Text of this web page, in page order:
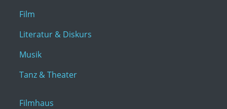
Film
Literatur & Diskurs
Musik
Tanz & Theater
Filmhaus